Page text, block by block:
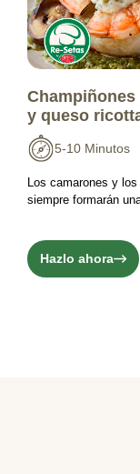
y queso
5-10 Minutos
Los camarones y
siempre formarán
Hazlo ahora